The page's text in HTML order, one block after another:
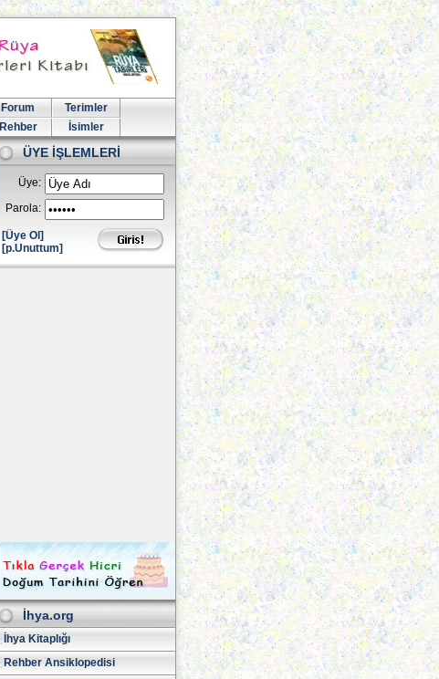
Forum
Terimler
Rehber İsimler
ÜYE İŞLEMLERİ
Üye:
Parola:
[Üye Ol]
[p.Unuttum]
İhya.org
İhya Kitaplığı
Rehber Ansiklopedisi